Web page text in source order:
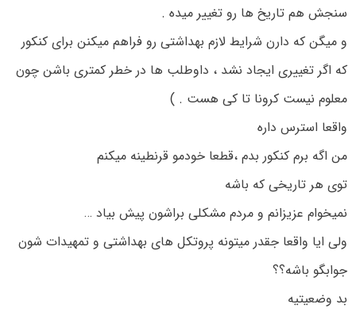
سنجش هم تاریخ ها رو تغییر میده .
و میگن که دارن شرایط لازم بهداشتی رو فراهم میکنن برای کنکور
که اگر تغییری ایجاد نشد ، داوطلب ها در خطر کمتری باشن چون
معلوم نیست کرونا تا کی هست . )
واقعا استرس داره
من اگه برم کنکور بدم ،قطعا خودمو قرنطینه میکنم
توی هر تاریخی که باشه
نمیخوام عزیزانم و مردم مشکلی براشون پیش بیاد …
ولی ایا واقعا جقدر میتونه پروتکل های بهداشتی و تمهیدات شون
جوابگو باشه؟؟
بد وضعیتیه